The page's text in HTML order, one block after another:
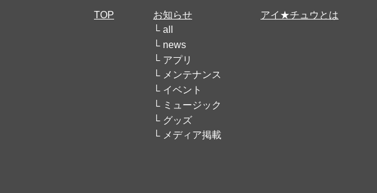
TOP
お知らせ
all
news
アプリ
メンテナンス
イベント
ミュージック
グッズ
メディア掲載
アイ★チュウとは